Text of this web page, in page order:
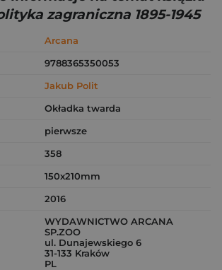
zagraniczna 1895-1945
Arcana
9788365350053
Jakub Polit
Okładka twarda
pierwsze
358
150x210mm
2016
WYDAWNICTWO ARCANA
SP.ZOO
ul. Dunajewskiego 6
31-133 Kraków
PL